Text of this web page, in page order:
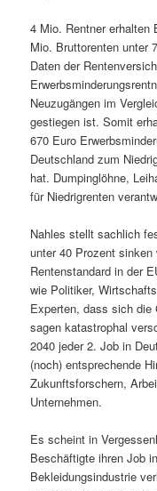
4 Mio. Rentner erhalten
Mio. Bruttorenten unter
Daten der
Neuzugängen im
gestiegen ist. Somit
670 Euro
Deutschland zum
hat. Dumpinglöhne,
für Niedrigrenten
Nahles stellt sachlich
unter 40 Prozent
Rentenstandard in der
wie Politiker,
Experten, dass sich
sagen katastrophal
2040 jeder 2. Job in
(noch) entsprechende
Zukunftsforschern,
Unternehmen.
Es scheint in
Beschäftigte ihren Job
Bekleidungsindustrie